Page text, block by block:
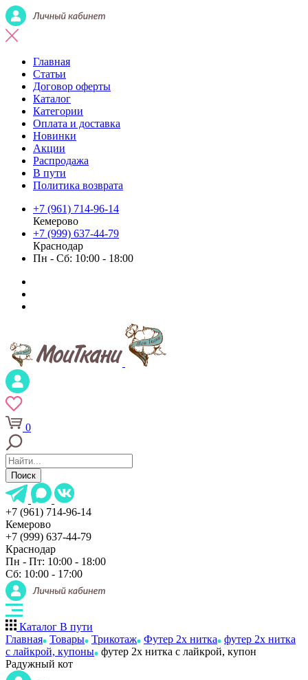
Главная
Статьи
Договор оферты
Каталог
Категории
Оплата и доставка
Новинки
Акции
Распродажа
В пути
Политика возврата
+7 (961) 714-96-14
Кемерово
+7 (999) 637-44-79
Краснодар
Пн - Сб: 10:00 - 18:00
0
Поиск
+7 (961) 714-96-14
Кемерово
+7 (999) 637-44-79
Краснодар
Пн - Пт: 10:00 - 18:00
Сб: 10:00 - 17:00
Каталог В пути
Главная Товары Трикотаж Футер 2х нитка
футер 2х нитка
с лайкрой, купоны футер 2х нитка с лайкрой, купон
Радужный кот